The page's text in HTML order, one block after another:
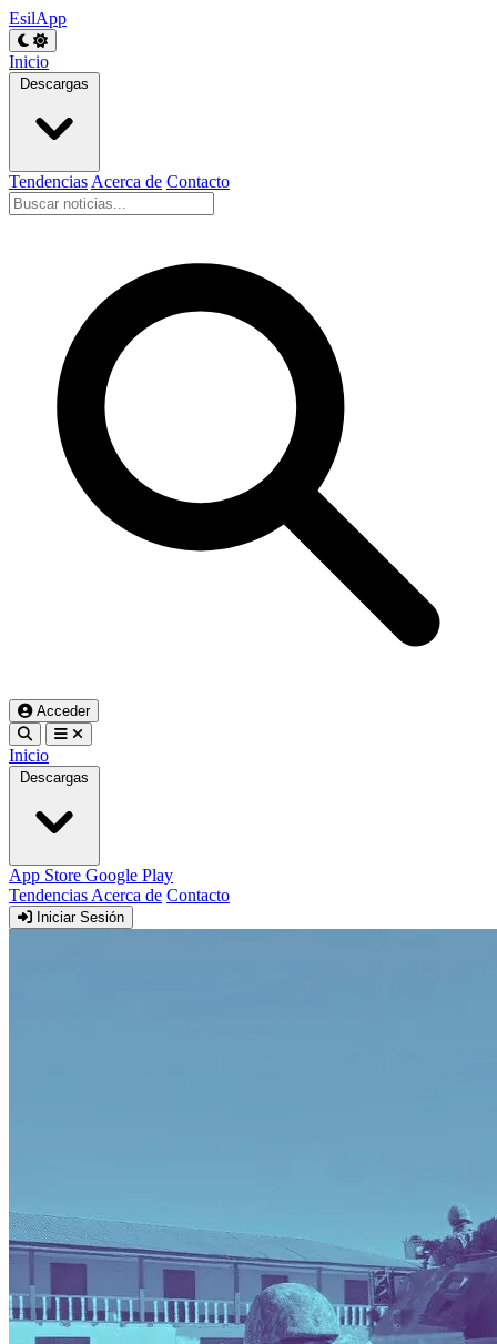
EsilApp
Inicio
Descargas
Tendencias Acerca de Contacto
Acceder
Inicio
Descargas
App Store Google Play
Tendencias Acerca de Contacto
Iniciar Sesión